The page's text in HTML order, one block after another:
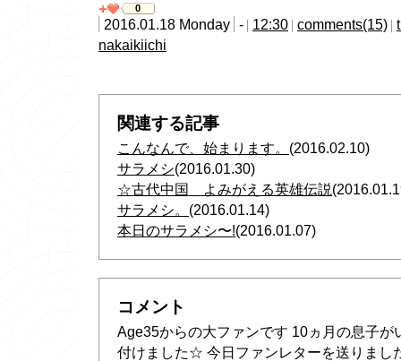
0
2016.01.18 Monday - 12:30 comments(15)
nakaikiichi
関連する記事
こんなんで、始まります。 (2016.02.10)
サラメシ(2016.01.30)
☆古代中国 よみがえる英雄伝説
サラメシ。 (2016.01.14)
本日のサラメシ〜!(2016.01.07)
コメント
Age35からの大ファンです 10ヵ月の息子が
付けました☆ 今日ファンレターを送りま